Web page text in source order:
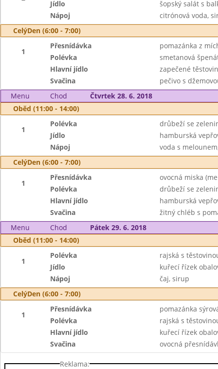
Jídlo
šopský salát s
Nápoj
citrónová voda,
CelýDen (6:00 - 7:00)
1
Přesnídávka
pomazánka z
Polévka
smetanová
Hlavní jídlo
zapečené
Svačina
pečivo s
Menu
Chod
Čtvrtek 28. 6. 2018
Oběd (11:00 - 14:00)
1
Polévka
drůbeží se
Jídlo
hamburská
Nápoj
voda s
CelýDen (6:00 - 7:00)
1
Přesnídávka
ovocná miska
Polévka
drůbeží se
Hlavní jídlo
hamburská
Svačina
žitný chléb s
Menu
Chod
Pátek 29. 6. 2018
Oběd (11:00 - 14:00)
1
Polévka
rajská s
Jídlo
kuřecí řízek
Nápoj
čaj, sirup
CelýDen (6:00 - 7:00)
1
Přesnídávka
pomazánka
Polévka
rajská s
Hlavní jídlo
kuřecí řízek
Svačina
ovocná
Reklama: